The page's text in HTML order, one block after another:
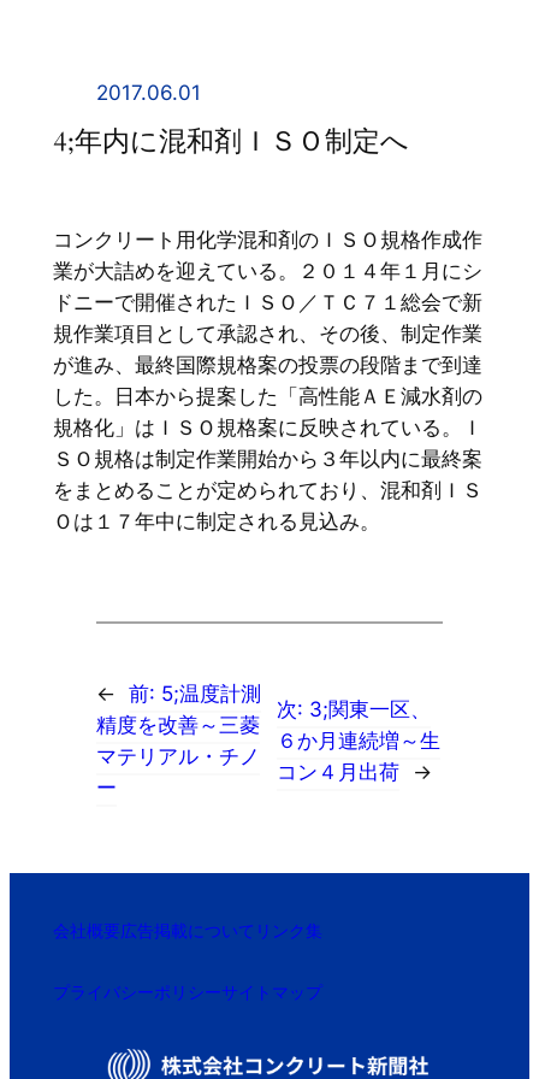
2017.06.01
4;年内に混和剤ＩＳＯ制定へ
コンクリート用化学混和剤のＩＳＯ規格作成作
業が大詰めを迎えている。２０１４年１月にシ
ドニーで開催されたＩＳＯ／ＴＣ７１総会で新
規作業項目として承認され、その後、制定作業
が進み、最終国際規格案の投票の段階まで到達
した。日本から提案した「高性能ＡＥ減水剤の
規格化」はＩＳＯ規格案に反映されている。Ｉ
ＳＯ規格は制定作業開始から３年以内に最終案
をまとめることが定められており、混和剤ＩＳ
Ｏは１７年中に制定される見込み。
← 前: 5;温度計測
精度を改善～三菱
マテリアル・チノ
ー
次: 3;関東一区、
６か月連続増～生
コン４月出荷
→
会社概要広告掲載について リンク集
プライバシーポリシーサイトマップ